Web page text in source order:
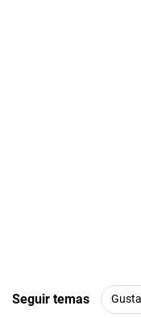
Seguir temas